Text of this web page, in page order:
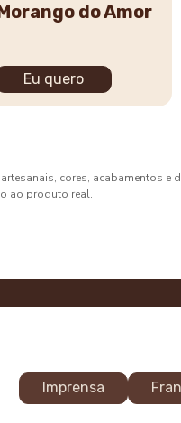
do Amor
Eu quero
cores, acabamentos e
ao produto real.
Imprensa